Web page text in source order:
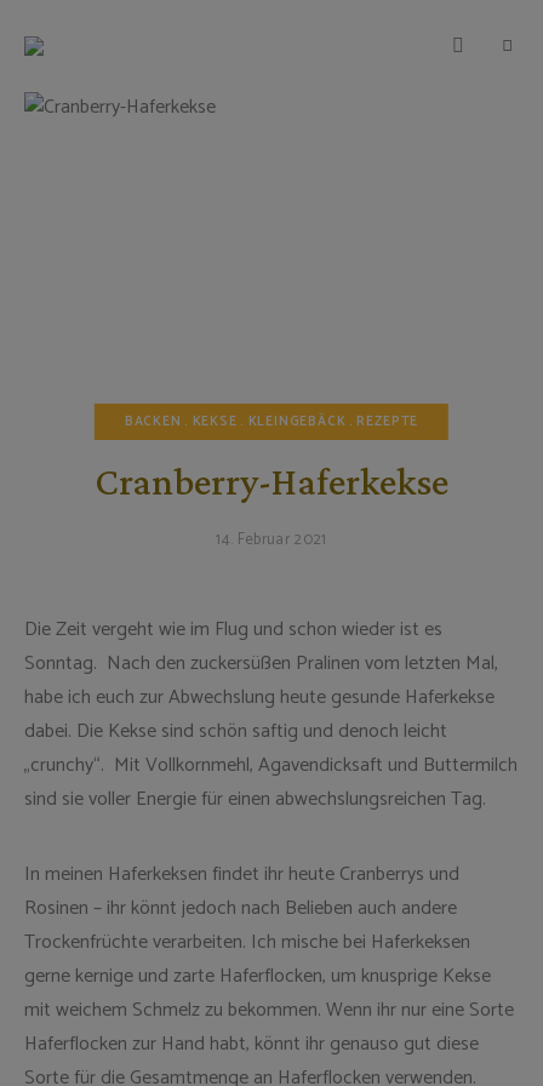
TEIGWUNDER
Backen
Herz
und
BACKEN KEKSE KLEINGEBÄCK REZEPTE
Cranberry-Haferkekse
14. Februar 2021
Die Zeit vergeht wie im Flug und schon wieder ist es
Sonntag. Nach den zuckersüßen Pralinen vom letzten Mal,
habe ich euch zur Abwechslung heute gesunde Haferkekse
dabei. Die Kekse sind schön saftig und denoch leicht
„crunchy“. Mit Vollkornmehl, Agavendicksaft und Buttermilch
sind sie voller Energie für einen abwechslungsreichen Tag.
In meinen Haferkeksen findet ihr heute Cranberrys und
Rosinen – ihr könnt jedoch nach Belieben auch andere
Trockenfrüchte verarbeiten. Ich mische bei Haferkeksen
gerne kernige und zarte Haferflocken, um knusprige Kekse
mit weichem Schmelz zu bekommen. Wenn ihr nur eine Sorte
Haferflocken zur Hand habt, könnt ihr genauso gut diese
Sorte für die Gesamtmenge an Haferflocken verwenden.